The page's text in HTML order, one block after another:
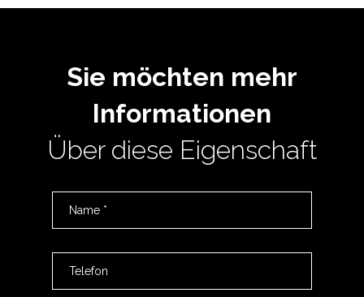
Sie möchten mehr
Informationen
Über diese Eigenschaft